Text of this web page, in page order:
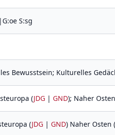
S:sg
Bewusstsein; Kulturelles
(JDG | GND); Naher
(JDG | GND) Naher Osten (